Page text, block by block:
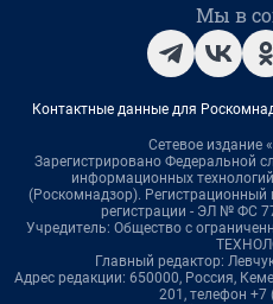
Мы в
Контактные данные для
Сетевое издание
Зарегистрировано Федеральной
информационных
(Роскомнадзор).
регистрации - ЭЛ № ФС
Учредитель: Общество с
Главный редактор:
Адрес редакции: 650000, Россия,
201, телефон +7